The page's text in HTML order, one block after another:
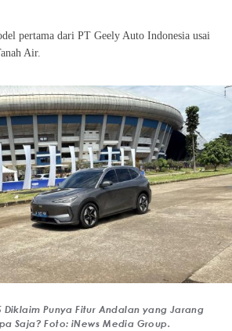
pertama dari PT Geely Auto Indonesia usai
Air.
Diklaim Punya Fitur Andalan yang Jarang
Saja? Foto: iNews Media Group.